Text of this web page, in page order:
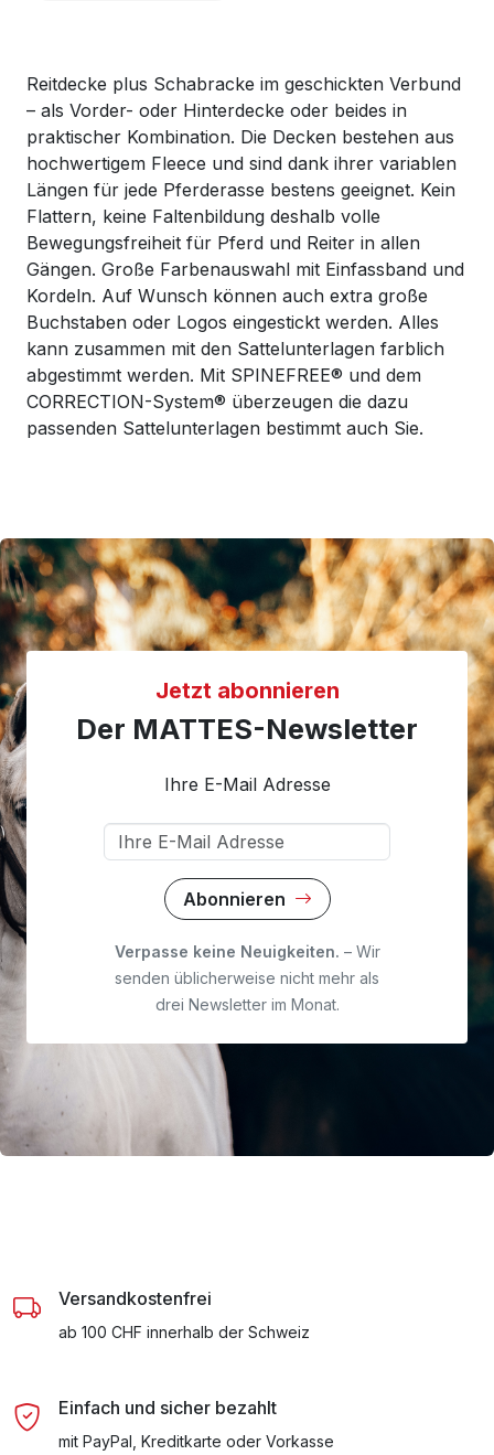
Reitdecke plus Schabracke im geschickten Verbund
– als Vorder- oder Hinterdecke oder beides in
praktischer Kombination. Die Decken bestehen aus
hochwertigem Fleece und sind dank ihrer variablen
Längen für jede Pferderasse bestens geeignet. Kein
Flattern, keine Faltenbildung deshalb volle
Bewegungsfreiheit für Pferd und Reiter in allen
Gängen. Große Farbenauswahl mit Einfassband und
Kordeln. Auf Wunsch können auch extra große
Buchstaben oder Logos eingestickt werden. Alles
kann zusammen mit den Sattelunterlagen farblich
abgestimmt werden. Mit SPINEFREE® und dem
CORRECTION-System® überzeugen die dazu
passenden Sattelunterlagen bestimmt auch Sie.
Jetzt abonnieren
Der MATTES-Newsletter
Ihre E-Mail Adresse
Abonnieren
Verpasse keine Neuigkeiten. – Wir
senden üblicherweise nicht mehr als
drei Newsletter im Monat.
Versandkostenfrei
ab 100 CHF innerhalb der Schweiz
Einfach und sicher bezahlt
mit PayPal, Kreditkarte oder Vorkasse